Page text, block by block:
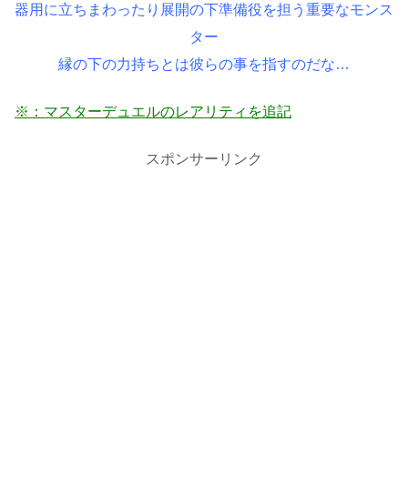
器用に立ちまわったり展開の下準備役を担う重要なモンス
ター
縁の下の力持ちとは彼らの事を指すのだな…
※：マスターデュエルのレアリティを追記
スポンサーリンク